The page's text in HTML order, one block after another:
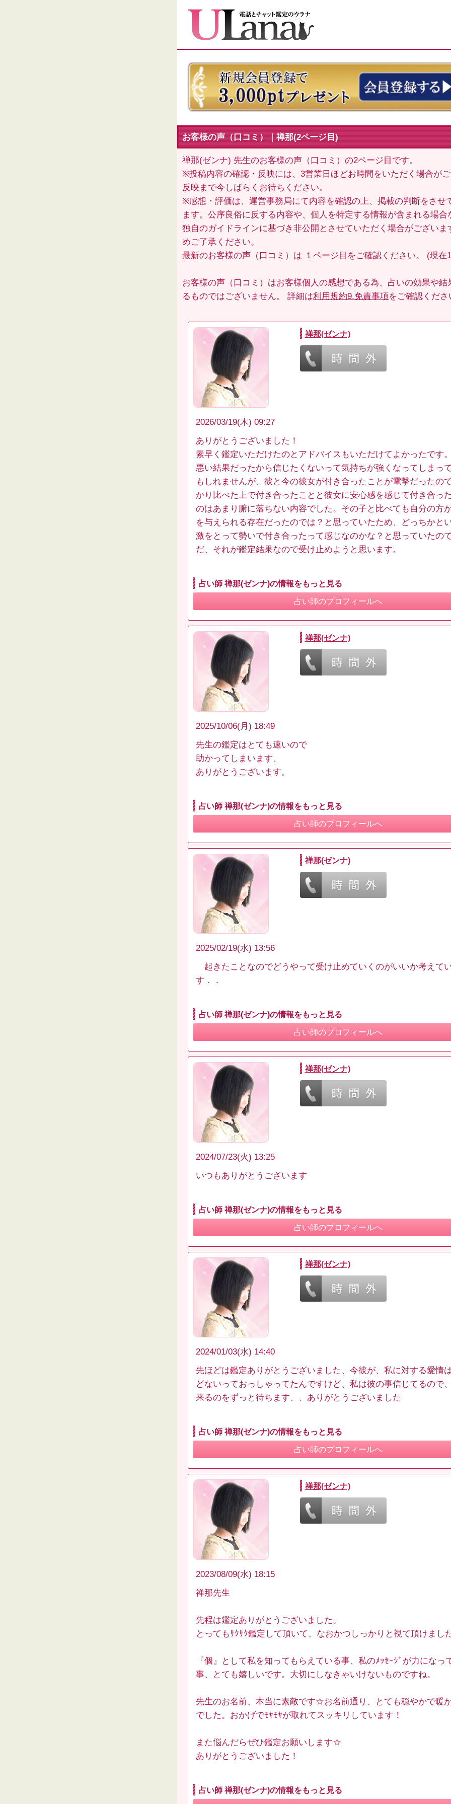
お客様の声（口コミ）｜禅那(2ページ目)
禅那(ゼンナ) 先生のお客様の声（口コミ）の2ページ目です。
※投稿内容の確認・反映には、3営業日ほどお時間をいただく場合が
反映まで今しばらくお待ちください。
※感想・評価は、運営事務局にて内容を確認の上、掲載の判断をさせ
ます。公序良俗に反する内容や、個人を特定する情報が含まれる場合
独自のガイドラインに基づき非公開とさせていただく場合がございま
めご了承ください。
最新のお客様の声（口コミ）は １ページ目 をご確認ください。 (現在
お客様の声（口コミ）はお客様個人の感想である為、占いの効果や結
るものではございません。 詳細は利用規約9.免責事項をご確認くださ
禅那(ゼンナ)
2026/03/19(木) 09:27
ありがとうございました！
素早く鑑定いただけたのとアドバイスもいただけてよかったです
悪い結果だったから信じたくないって気持ちが強くなってしまっ
もしれませんが、彼と今の彼女が付き合ったことが電撃だったの
かり比べた上で付き合ったことと彼女に安心感を感じて付き合っ
のはあまり腑に落ちない内容でした。その子と比べても自分の方
を与えられる存在だったのでは？と思っていたため、どっちかと
激をとって勢いで付き合ったって感じなのかな？と思っていたの
だ、それが鑑定結果なので受け止めようと思います。
占い師 禅那(ゼンナ)の情報をもっと見る
占い師のプロフィールへ
禅那(ゼンナ)
2025/10/06(月) 18:49
先生の鑑定はとても速いので
助かってしまいます、
ありがとうございます。
占い師 禅那(ゼンナ)の情報をもっと見る
占い師のプロフィールへ
禅那(ゼンナ)
2025/02/19(水) 13:56
起きたことなのでどうやって受け止めていくのがいいか考えて
す．．
占い師 禅那(ゼンナ)の情報をもっと見る
占い師のプロフィールへ
禅那(ゼンナ)
2024/07/23(火) 13:25
いつもありがとうございます
占い師 禅那(ゼンナ)の情報をもっと見る
占い師のプロフィールへ
禅那(ゼンナ)
2024/01/03(水) 14:40
先ほどは鑑定ありがとうございました、今彼が、私に対する愛情
どないっておっしゃってたんですけど、私は彼の事信じてるので
来るのをずっと待ちます、、ありがとうございました
占い師 禅那(ゼンナ)の情報をもっと見る
占い師のプロフィールへ
禅那(ゼンナ)
2023/08/09(水) 18:15
禅那先生
先程は鑑定ありがとうございました。
とってもｻｸｻｸ鑑定して頂いて、なおかつしっかりと視て頂けまし
『個』として私を知ってもらえている事、私のﾒｯｾｰｼﾞが力になっ
事、とても嬉しいです。大切にしなきゃいけないものですね。
先生のお名前、本当に素敵です☆お名前通り、とても穏やかで暖
でした。おかげでﾓﾔﾓﾔが取れてスッキリしています！
また悩んだらぜひ鑑定お願いします☆
ありがとうございました！
占い師 禅那(ゼンナ)の情報をもっと見る